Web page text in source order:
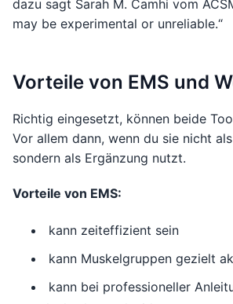
dazu sagt Sarah M. Camhi vom
may be experimental or unreliable.“
Vorteile von EMS und
Richtig eingesetzt, können beide
Vor allem dann, wenn du sie nicht
sondern als Ergänzung nutzt.
Vorteile von EMS:
kann zeiteffizient sein
kann Muskelgruppen gezielt
kann bei professioneller